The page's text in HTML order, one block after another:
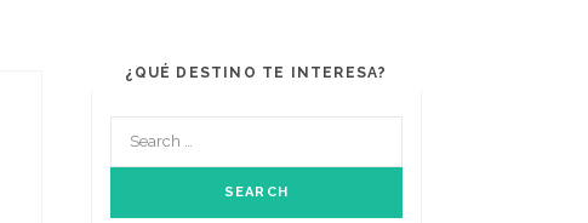
¿QUÉ DESTINO TE INTERESA?